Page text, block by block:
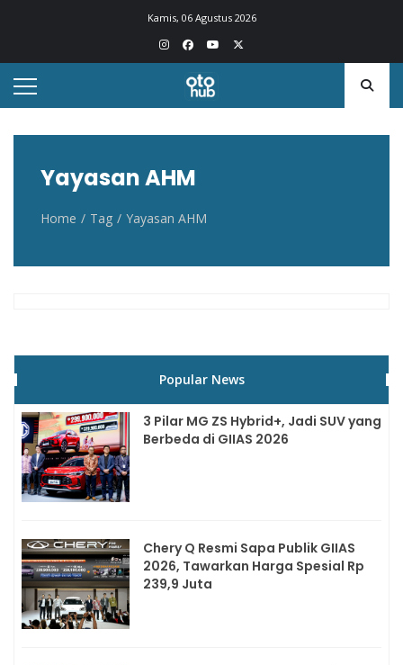
Kamis, 06 Agustus 2026
Otohub.co
Portal berita otomotif Indonesia terkini
Yayasan AHM
Home Tag Yayasan AHM
Popular News
3 Pilar MG ZS Hybrid+, Jadi SUV yang
Berbeda di GIIAS 2026
Chery Q Resmi Sapa Publik GIIAS
2026, Tawarkan Harga Spesial Rp
239,9 Juta